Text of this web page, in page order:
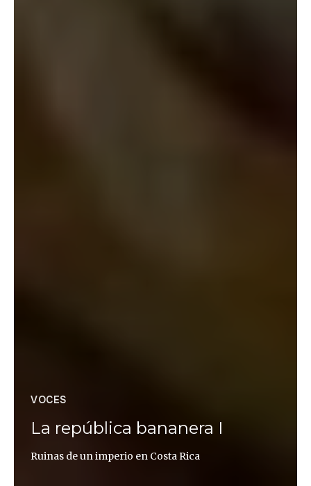
VOCES
La república bananera I
Ruinas de un imperio en Costa Rica